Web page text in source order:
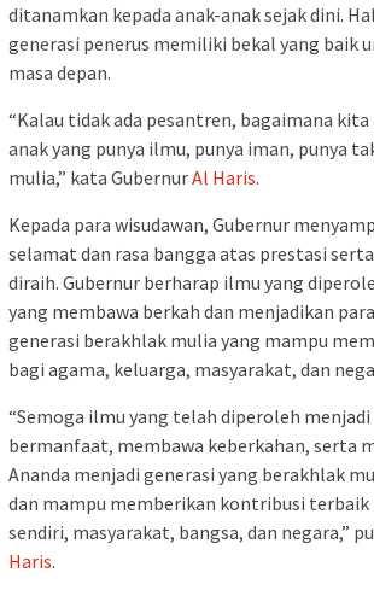
ditanamkan kepada anak-anak sejak dini.
generasi penerus memiliki bekal yang baik
masa depan.
“Kalau tidak ada pesantren, bagaimana
anak yang punya ilmu, punya iman, punya
mulia,” kata GubernurAl Haris.
Kepada para wisudawan, Gubernur
selamat dan rasa bangga atas prestasi
diraih. Gubernur berharap ilmu yang
yang membawa berkah dan menjadikan
generasi berakhlak mulia yang mampu
bagi agama, keluarga, masyarakat, dan
“Semoga ilmu yang telah diperoleh menjadi
bermanfaat, membawa keberkahan, serta
Ananda menjadi generasi yang berakhlak
dan mampu memberikan kontribusi terbaik
sendiri, masyarakat, bangsa, dan negara,”
Haris.